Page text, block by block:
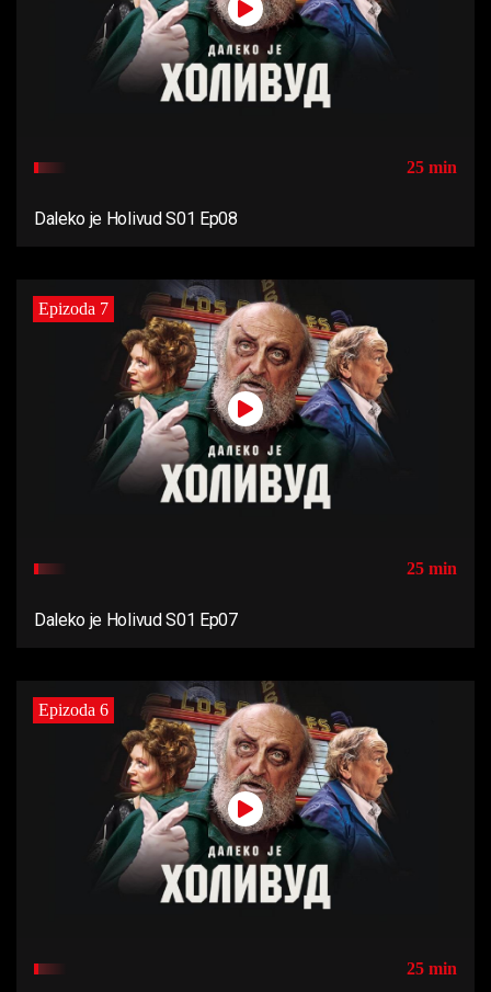
25 min
Daleko je Holivud S01 Ep08
Epizoda 7
25 min
Daleko je Holivud S01 Ep07
Epizoda 6
25 min